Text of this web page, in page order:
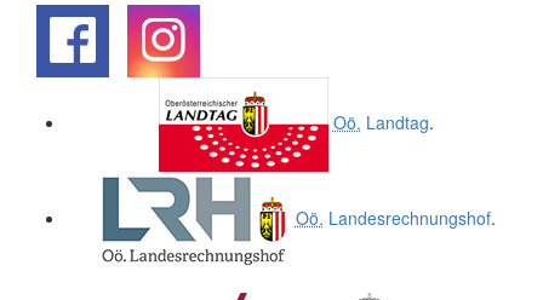
Oö. Landtag.
Oö. Landesrechnungshof.